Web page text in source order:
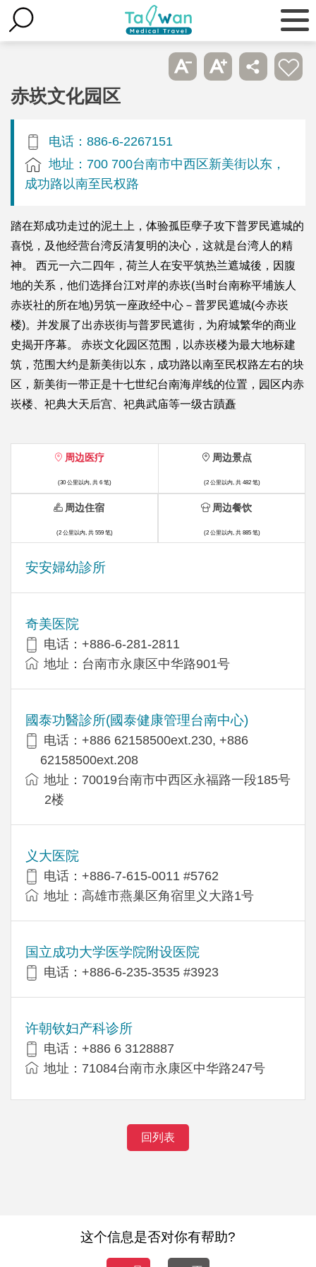
赤崁文化园区
电话：886-6-2267151
地址：700 700台南市中西区新美街以东，
成功路以南至民权路
踏在郑成功走过的泥土上，体验孤臣孽子攻下普罗民遮城的
喜悦，及他经营台湾反清复明的决心，这就是台湾人的精
神。 西元一六二四年，荷兰人在安平筑热兰遮城後，因腹
地的关系，他们选择台江对岸的赤崁(当时台南称平埔族人
赤崁社的所在地)另筑一座政经中心－普罗民遮城(今赤崁
楼)。并发展了出赤崁街与普罗民遮街，为府城繁华的商业
史揭开序幕。 赤崁文化园区范围，以赤崁楼为最大地标建
筑，范围大约是新美街以东，成功路以南至民权路左右的块
区，新美街一带正是十七世纪台南海岸线的位置，园区内赤
崁楼、祀典大天后宫、祀典武庙等一级古蹟矗
周边医疗
(30 公里以内, 共 6 笔)
安安婦幼診所
奇美医院
电话：+886-6-281-2811
地址：台南市永康区中华路901号
國泰功醫診所(國泰健康管理台南中心)
电话：+886 62158500ext.230, +886
62158500ext.208
地址：70019台南市中西区永福路一段185号
2楼
义大医院
电话：+886-7-615-0011 #5762
地址：高雄市燕巢区角宿里义大路1号
国立成功大学医学院附设医院
电话：+886-6-235-3535 #3923
许朝钦妇产科诊所
电话：+886 6 3128887
地址：71084台南市永康区中华路247号
周边景点
(2 公里以内, 共 482 笔)
周边住宿
(2 公里以内, 共 559 笔)
周边餐饮
(2 公里以内, 共 885 笔)
回列表
这个信息是否对你有帮助?